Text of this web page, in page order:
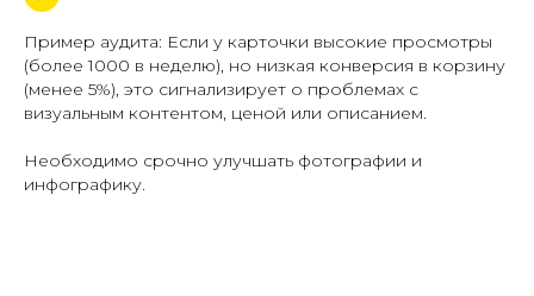
Пример аудита: Если у карточки высокие просмотры
(более 1000 в неделю), но низкая конверсия в корзину
(менее 5%), это сигнализирует о проблемах с
визуальным контентом, ценой или описанием.
Необходимо срочно улучшать фотографии и
инфографику.